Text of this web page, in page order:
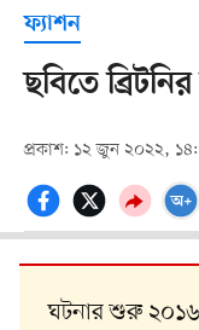
ফ্যাশন
ছবিতে
প্রকাশ: ১২ জুন ২০২২,
ঘটনার শুরু ২০১৬